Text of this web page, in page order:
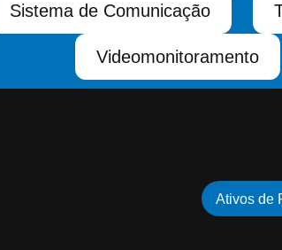
Sistema de Comunicação
Videomonitoramento
Ativos de